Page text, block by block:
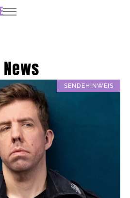
News
SENDEHINWEIS